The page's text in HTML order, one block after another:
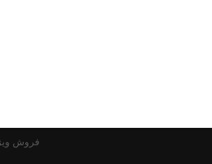
فروش ویژه